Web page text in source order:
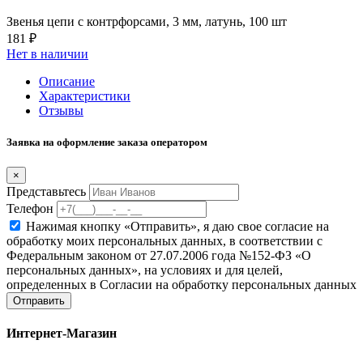
Звенья цепи с контрфорсами, 3 мм, латунь, 100 шт
181 ₽
Нет в наличии
Описание
Характеристики
Отзывы
Заявка на оформление заказа оператором
×
Представьтесь
Телефон
Нажимая кнопку «Отправить», я даю свое согласие на
обработку моих персональных данных, в соответствии с
Федеральным законом от 27.07.2006 года №152-ФЗ «О
персональных данных», на условиях и для целей,
определенных в Согласии на обработку персональных данных
Отправить
Интернет-Магазин